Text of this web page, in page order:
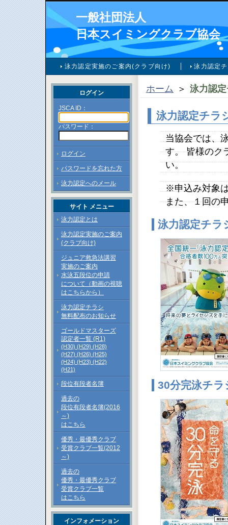
一般社団法人
日本スイミングクラブ協会
泳力認定実施のご案内(クラブ向け) 泳力認定
ホーム ＞ 泳力認
泳力認定チラ
当協会では、
す。 皆様のク
い。
※申込み対象
また、１回の
泳力認定チラ
30分完泳チラ
ログイン
JSCA ID：
パスワード：
ログイン
パスワードを忘れた方
泳力認定へのメール
サイト メニュー
泳力認定とは
泳力認定実施のご案内
(クラブ向け)
ジュニア救急法講習
実施のご案内
水泳五段位の申請
について（動画の視聴
はこちらから）
泳力認定チラシ
無料配布のお知らせ
ゴールドマスターズ
認定者一覧 (R1)
(H30) (H29) (H28)
(H27) (H26) (H25)
(H24) (H23) (H22)
(H21)
段位有段者名簿
過去の
段位有段者名簿(2016
～)
はこちら
優秀・最優秀クラブ
受賞クラブ一覧(2012
～)
過去の
優秀・最優秀クラブ
受賞クラブ一覧
はこちら
インフォメーション